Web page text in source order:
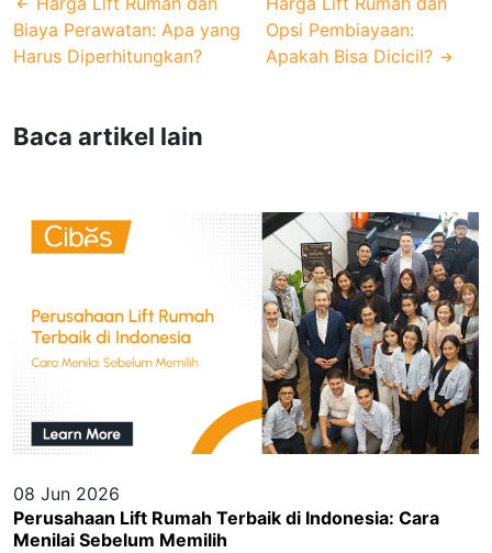
Biaya Perawatan: Apa yang
Harus Diperhitungkan?
Opsi Pembiayaan:
Apakah Bisa Dicicil?
Baca artikel lain
08 Jun 2026
Perusahaan Lift Rumah Terbaik di Indonesia: Cara
Menilai Sebelum Memilih